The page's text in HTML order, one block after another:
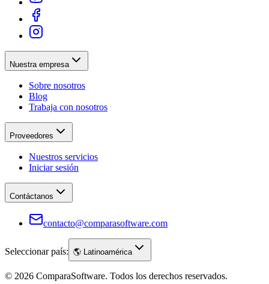
Nuestra empresa
Sobre nosotros
Blog
Trabaja con nosotros
Proveedores
Nuestros servicios
Iniciar sesión
Contáctanos
contacto@comparasoftware.com
Seleccionar país: 🌎 Latinoamérica
© 2026 ComparaSoftware. Todos los derechos reservados.